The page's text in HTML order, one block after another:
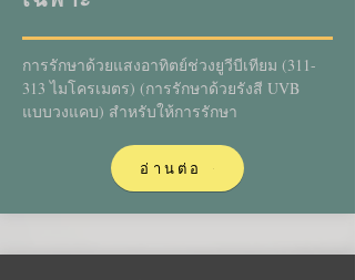
การรักษาด้วยแสงอาทิตย์ช่วงยูวีบีเทียม (311-
313 ไมโครเมตร) (การรักษาด้วยรังสี UVB
แบบวงแคบ) สำหรับให้การรักษา
อ่านต่อ